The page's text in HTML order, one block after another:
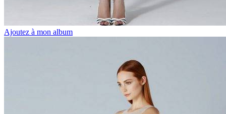
Ajoutez à mon album